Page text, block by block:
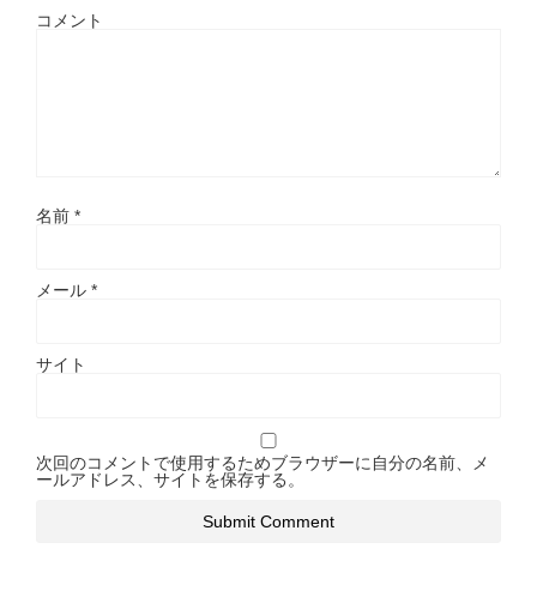
コメント
名前 *
メール *
サイト
次回のコメントで使用するためブラウザーに自分の名前、メ
ールアドレス、サイトを保存する。